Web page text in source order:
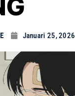
Januari 25, 2026